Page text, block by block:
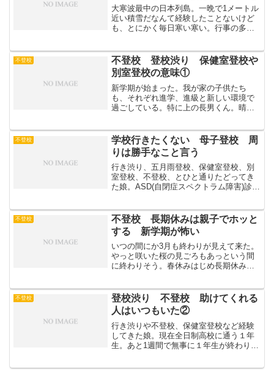
大寒波最中の日本列島。一晩で1メートル
近い積雪だなんて経験したことないけど
も、とにかく毎日寒い寒い。行事の多い
ていることに感謝、そして楽しく登校し
ていること、渋らない...
不登校
不登校 登校渋り 保健室登校や
別室登校の意味①
新学期が始まった。我が家の子供たち
も、それぞれ進学、進級と新しい環境で
過ごしている。特に上の長男くん。晴れ
を正解にする、と頼もしい言葉を残して
旅立った。この長男くんに関し...
不登校
学校行きたくない 母子登校 周
りは勝手なこと言う
行き渋り、五月雨登校、保健室登校、別
室登校、不登校、とひと通りたどってき
た娘。ASD(自閉症スペクトラム障害)診断
の日はちゃっかり送迎してもらう交渉を
している)我が家...
不登校
不登校 長期休みは親子でホッと
する 新学期が怖い
いつの間にか3月も終わりが見えて来た。
やっと咲いた桜の見ごろもあっという間
に終わりそう。春休みはじめ長期休み
校しない普段の日々の単なる延長か、皆
も学校を休んでいるからホ...
不登校
登校渋り 不登校 助けてくれる
人はいつもいた②
行き渋りや不登校、保健室登校など経験
してきた娘。現在全日制高校に通う１年
生。あと1週間で無事に１年生が終わりそ